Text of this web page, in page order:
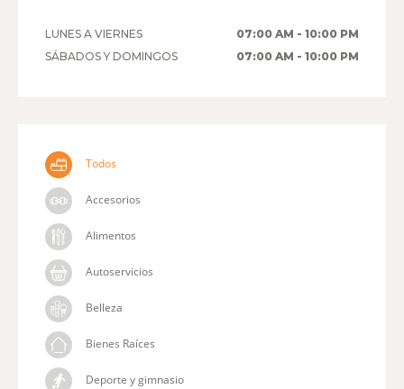
LUNES A VIERNES
07:00 AM - 10:00 PM
SÁBADOS Y DOMINGOS
07:00 AM - 10:00 PM
Todos
Accesorios
Alimentos
Autoservicios
Belleza
Bienes Raíces
Deporte y gimnasio